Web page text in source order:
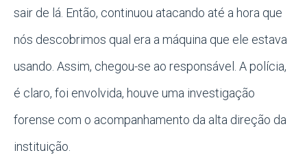
sair de lá. Então, continuou atacando até a hora que
nós descobrimos qual era a máquina que ele estava
usando. Assim, chegou-se ao responsável. A polícia,
é claro, foi envolvida, houve uma investigação
forense com o acompanhamento da alta direção da
instituição.